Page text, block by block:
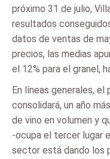
próximo 31 de julio,
resultados
datos de ventas de
precios, las medias
el 12% para el granel,
En líneas generales, el
consolidará, un año
de vino en volumen y
-ocupa el tercer lugar
sector está dando los